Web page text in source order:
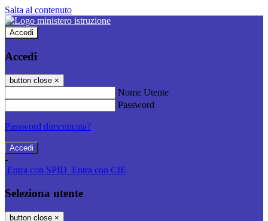
Salta al contenuto
Accedi
Accedi
button close ×
Nome Utente
Password
Password dimenticata?
-
Entra con SPID Entra con CIE
Seleziona utente
button close ×